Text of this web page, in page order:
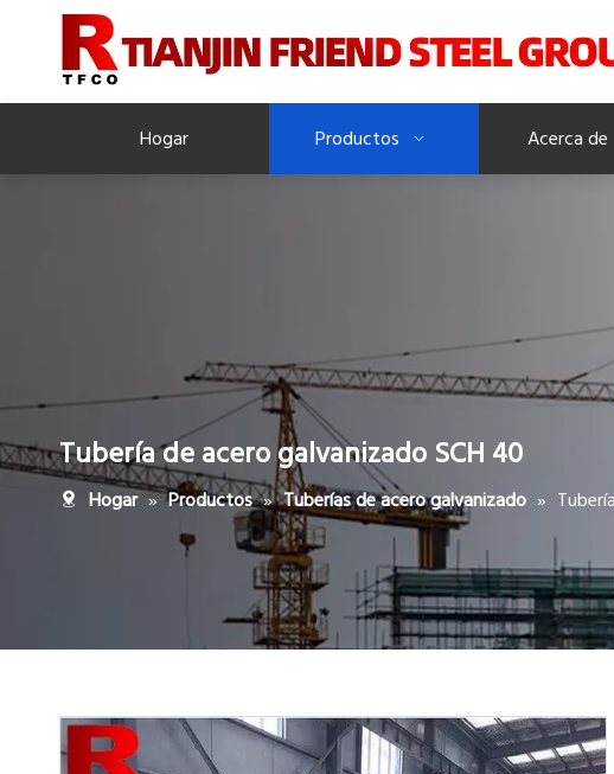
Hogar Productos Acerca de
Tubería de acero galvanizado SCH 40
Hogar » Productos » Tuberías de acero galvanizado »